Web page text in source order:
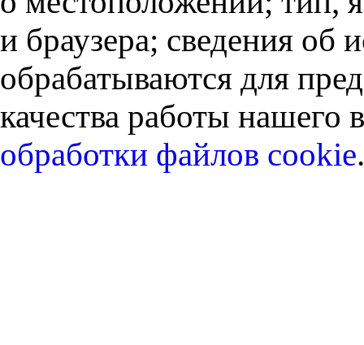
и браузера; сведения об
обрабатываются для
качества работы нашего
обработки файлов cookie.